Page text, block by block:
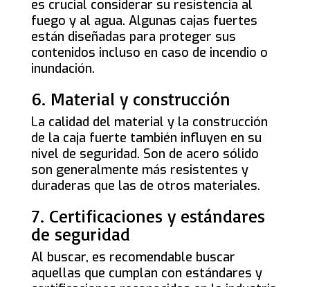
es crucial considerar su resistencia al
fuego y al agua. Algunas cajas fuertes
están diseñadas para proteger sus
contenidos incluso en caso de incendio o
inundación.
6. Material y construcción
La calidad del material y la construcción
de la caja fuerte también influyen en su
nivel de seguridad. Son de acero sólido
son generalmente más resistentes y
duraderas que las de otros materiales.
7. Certificaciones y estándares
de seguridad
Al buscar, es recomendable buscar
aquellas que cumplan con estándares y